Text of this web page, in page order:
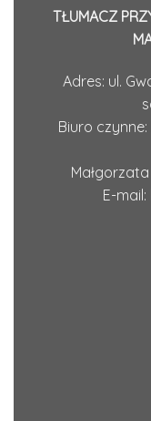
TŁUMACZ
Adres: ul.
Biuro czynne:
E-mail: